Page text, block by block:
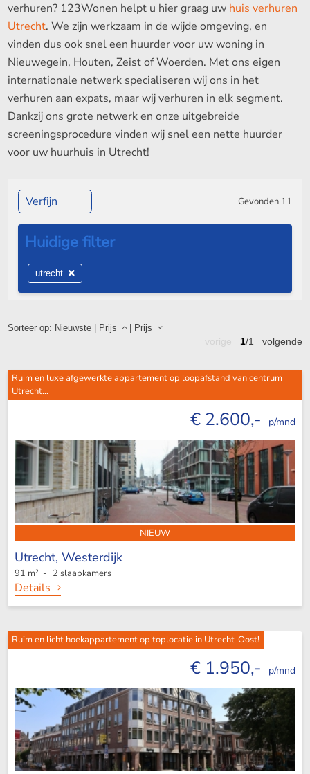
verhuren? 123Wonen helpt u hier graag uw huis verhuren
Utrecht. We zijn werkzaam in de wijde omgeving, en
vinden dus ook snel een huurder voor uw woning in
Nieuwegein, Houten, Zeist of Woerden. Met ons eigen
internationale netwerk specialiseren wij ons in het
verhuren aan expats, maar wij verhuren in elk segment.
Dankzij ons grote netwerk en onze uitgebreide
screeningsprocedure vinden wij snel een nette huurder
voor uw huurhuis in Utrecht!
Sorteer op: Nieuwste| Prijs | Prijs
1/1volgende
Ruim en luxe afgewerkte appartement op loopafstand van centrum
Utrecht...
€ 2.600,- p/mnd
NIEUW
Utrecht, Westerdijk
91 m² - 2 slaapkamers
Details
Ruim en licht hoekappartement op toplocatie in Utrecht-Oost!
€ 1.950,- p/mnd
Verfijn Gevonden 11
utrecht